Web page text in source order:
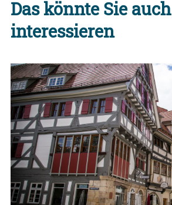
Das könnte Sie auch
interessieren